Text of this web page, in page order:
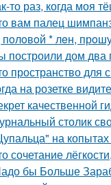
то раз, когда моя
вам палец
* лeн,
построили дом два
пространство для
на розетке
качественной
столик
на
сочетание
бы Больше